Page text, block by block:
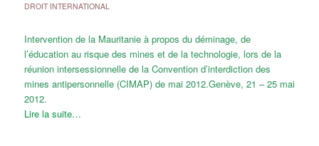
DROIT INTERNATIONAL
Intervention de la Mauritanie à propos du déminage, de
l’éducation au risque des mines et de la technologie, lors de la
réunion intersessionnelle de la Convention d’interdiction des
mines antipersonnelle (CIMAP) de mai 2012.Genève, 21 – 25 mai
2012.
Lire la suite…